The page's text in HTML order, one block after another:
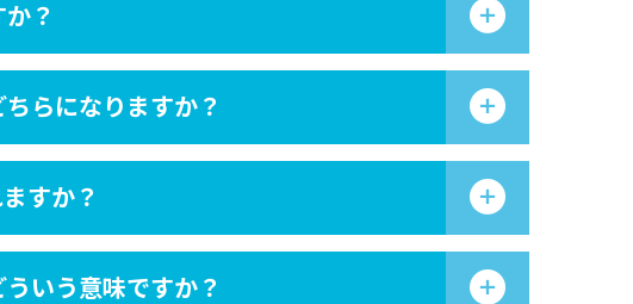
？
らになりますか？
すか？
いう意味ですか？